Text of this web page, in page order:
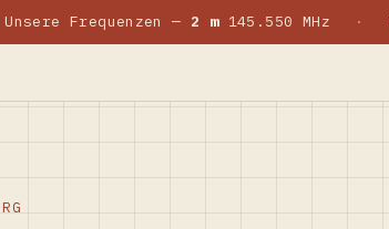
Unsere Frequenzen — 2 m145.550 MHz ·